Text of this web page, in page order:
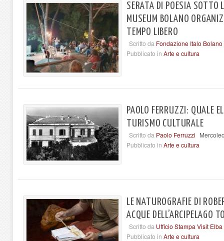
SERATA DI POESIA SOTTO
MUSEUM BOLANO
TEMPO LIBERO
Scritto da Fondazione Italo Bolano
Pubblicato in Arte e cultura
PAOLO FERRUZZI: QUALE
TURISMO CULTURALE
Scritto da Paolo Ferruzzi
Pubblicato in Arte e cultura
LE NATUROGRAFIE DI
ACQUE DELL’ARCIPELAGO
Scritto da Ufficio Stampa Visit Elba
Pubblicato in Arte e cultura